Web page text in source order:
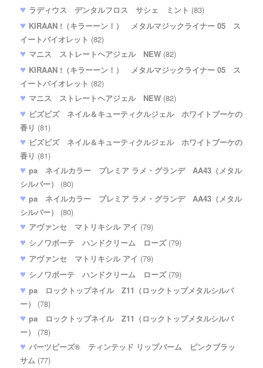
ラディウス デンタルフロス サシェ ミント (83)
KIRAAN !（キラーーン！） メタルマジックライナー 05 ス
イートバイオレット (82)
マニス ストレートヘアジェル NEW (82)
KIRAAN !（キラーーン！） メタルマジックライナー 05 ス
イートバイオレット (82)
マニス ストレートヘアジェル NEW (82)
ビズビズ ネイル＆キューティクルジェル ホワイトブーケの
香り (81)
ビズビズ ネイル＆キューティクルジェル ホワイトブーケの
香り (81)
pa ネイルカラー プレミア ラメ・グランデ AA43（メタル
シルバー）
(80)
pa ネイルカラー プレミア ラメ・グランデ AA43（メタル
シルバー）
(80)
アヴァンセ マトリキシル アイ (79)
シノワボーテ ハンドクリーム ローズ(79)
アヴァンセ マトリキシル アイ (79)
シノワボーテ ハンドクリーム ローズ(79)
pa ロックトップネイル Z11（ロックトップメタルシルバ
ー）
(78)
pa ロックトップネイル Z11（ロックトップメタルシルバ
ー）
(78)
バーツビーズ® ティンテッド リップバーム ピンクブラッ
サム (77)